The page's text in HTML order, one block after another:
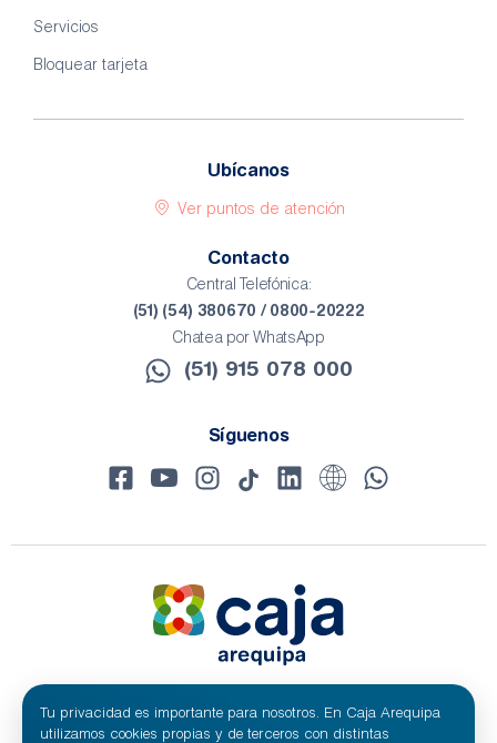
Servicios
Bloquear tarjeta
Ubícanos
Ver puntos de atención
Contacto
Central Telefónica:
(51) (54) 380670 / 0800-20222
Chatea por WhatsApp
(51) 915 078 000​
Síguenos
© 2024 Caja Arequipa - RUC 20100209641
Todos los derechos reservados.
Tu privacidad es importante para nosotros. En Caja Arequipa
utilizamos cookies propias y de terceros con distintas